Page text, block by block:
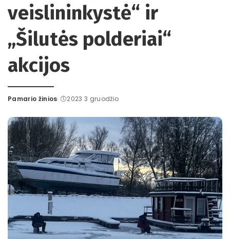
veislininkystė“ ir
„Šilutės polderiai“
akcijos
Posted
Pamario žinios 2023 3 gruodžio